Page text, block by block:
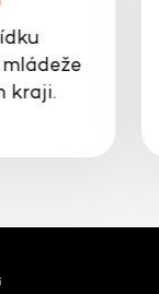
kraji.